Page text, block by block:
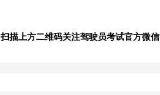
扫描上方二维码关注驾驶员考试官方微信